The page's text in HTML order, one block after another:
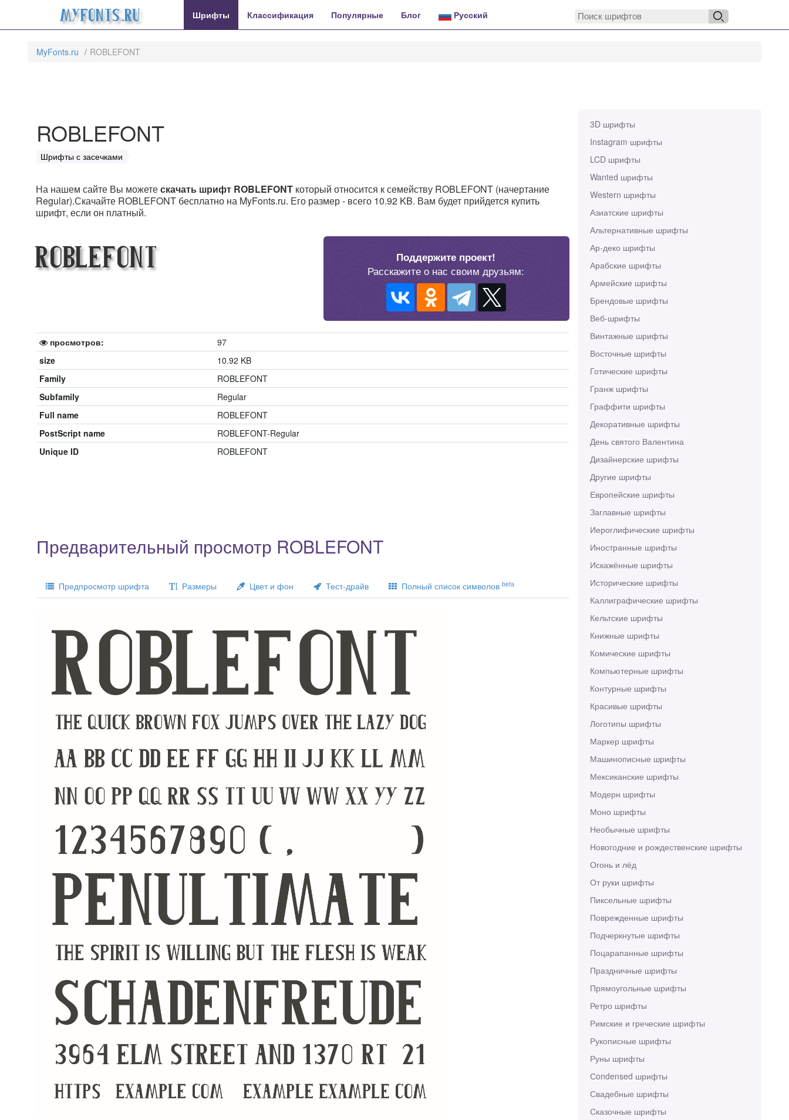
MyFonts.ru Шрифты Классификация Популярные Блог Русский
MyFonts.ru ROBLEFONT
3D шрифты
Instagram шрифты
LCD шрифты
Wanted шрифты
Western шрифты
Азиатские шрифты
Альтернативные шрифты
Ар-деко шрифты
Арабские шрифты
Армейские шрифты
Брендовые шрифты
Веб-шрифты
Винтажные шрифты
Восточные шрифты
Готические шрифты
Гранж шрифты
Граффити шрифты
Декоративные шрифты
День святого Валентина
Дизайнерские шрифты
Другие шрифты
Европейские шрифты
Заглавные шрифты
Иероглифические шрифты
Иностранные шрифты
Искажённые шрифты
Исторические шрифты
Каллиграфические шрифты
Кельтские шрифты
Книжные шрифты
Комические шрифты
Компьютерные шрифты
Контурные шрифты
Красивые шрифты
Логотипы шрифты
Маркер шрифты
Машинописные шрифты
Мексиканские шрифты
Модерн шрифты
Моно шрифты
Необычные шрифты
Новогодние и рождественские шрифты
Огонь и лёд
От руки шрифты
Пиксельные шрифты
Поврежденные шрифты
Подчеркнутые шрифты
Поцарапанные шрифты
Праздничные шрифты
Прямоугольные шрифты
Ретро шрифты
Римские и греческие шрифты
Рукописные шрифты
Руны шрифты
Сondensed шрифты
Свадебные шрифты
Сказочные шрифты
ROBLEFONT
Шрифты с засечками
На нашем сайте Вы можетескачать шрифт ROBLEFONT который относится к семейству ROBLEFONT (начертание
Regular).Скачайте ROBLEFONT бесплатно на MyFonts.ru. Его размер - всего 10.92 KB. Вам будет прийдется купить
шрифт, если он платный.
ROBLEFONT Поддержите проект!
Расскажите о нас своим друзьям:
просмотров:
97
size
10.92 KB
Family
ROBLEFONT
Subfamily
Regular
Full name
ROBLEFONT
PostScript name
ROBLEFONT-Regular
Unique ID
ROBLEFONT
Предварительный просмотр ROBLEFONT
Предпросмотр шрифта Размеры Цвет и фон Тест-драйв Полный список символов beta